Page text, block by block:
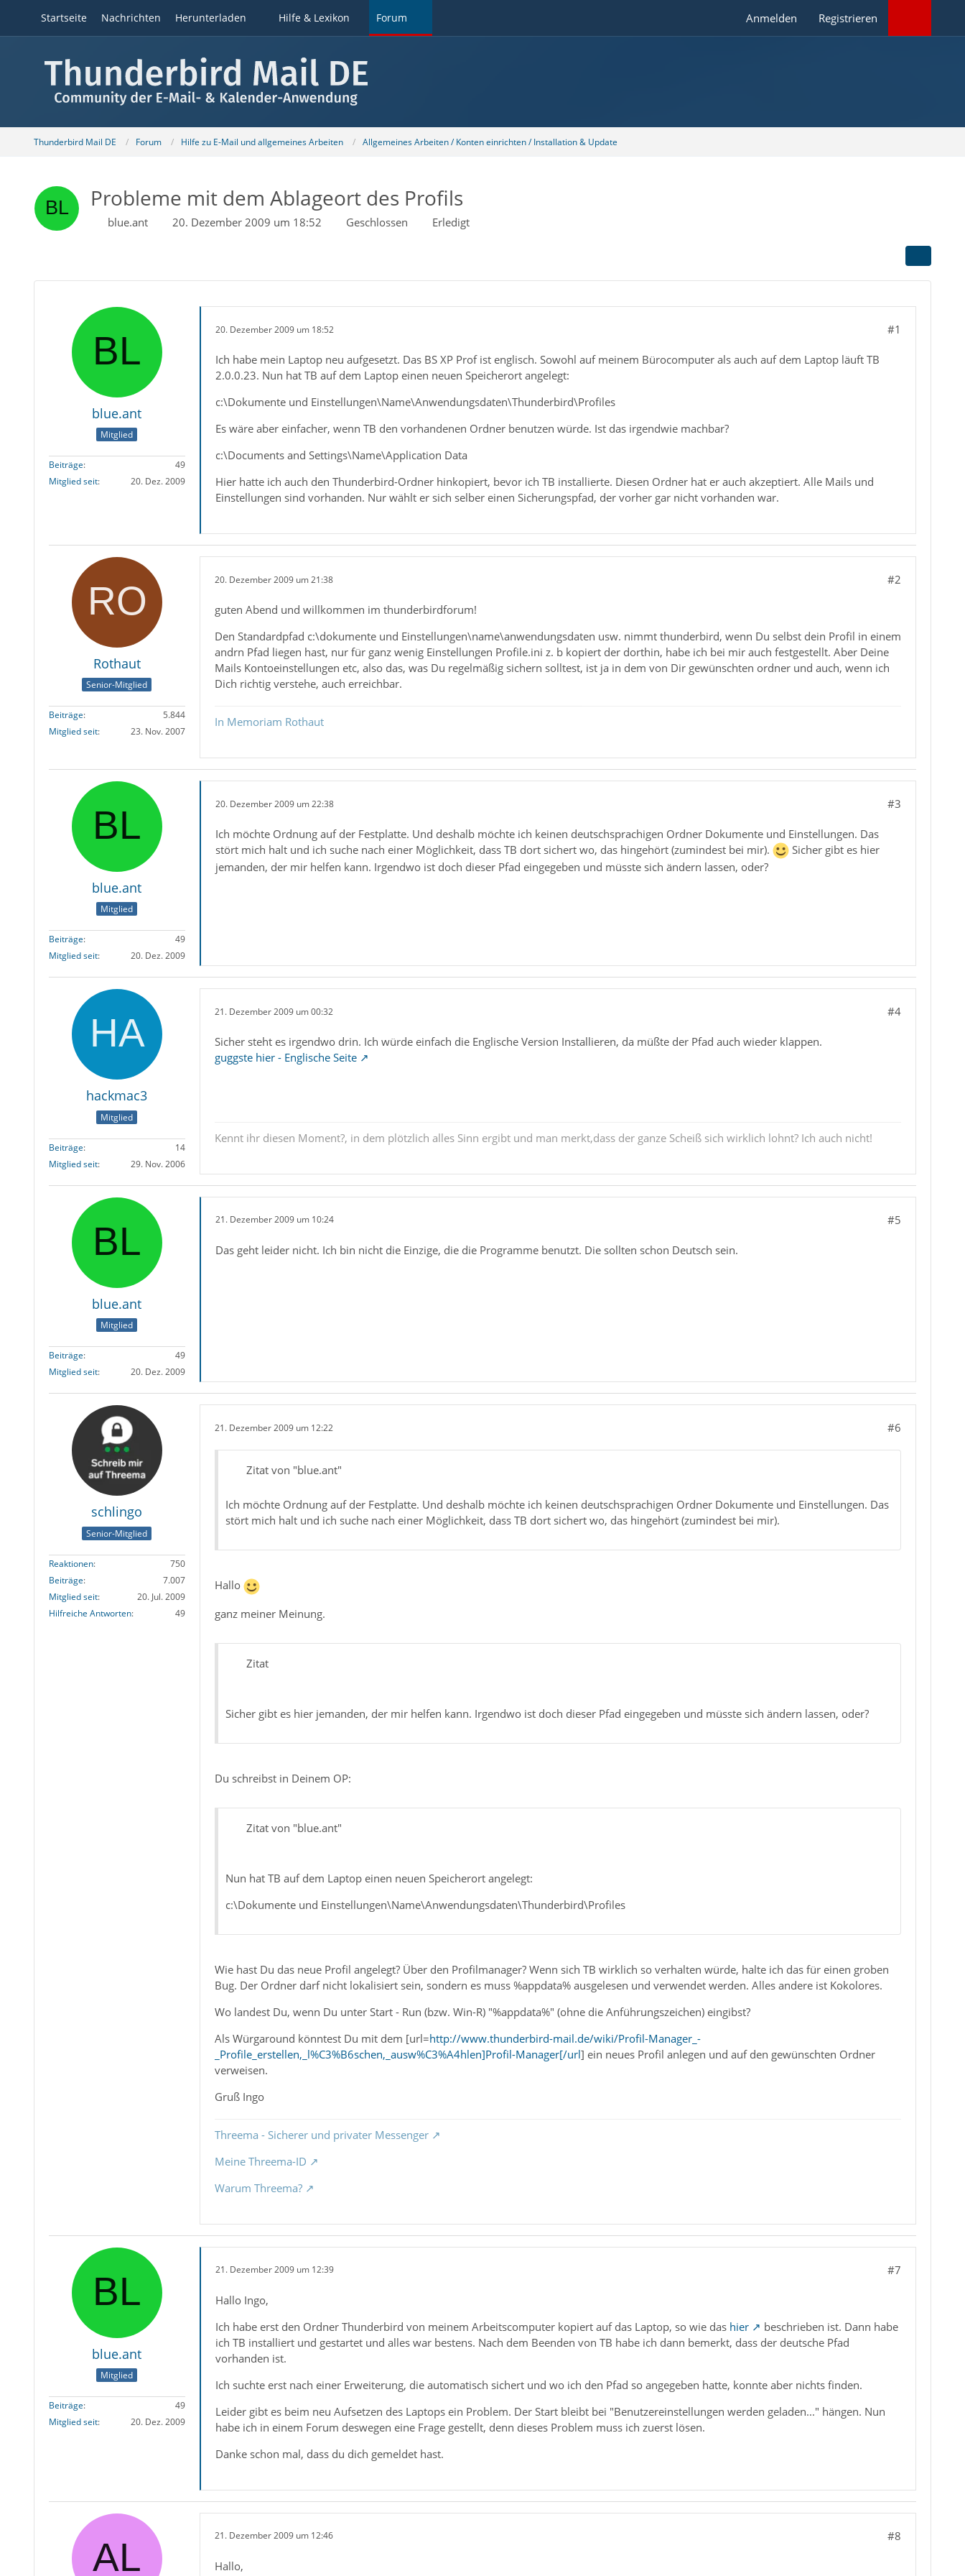
Startseite Nachrichten Herunterladen Hilfe & Lexikon Forum Anmelden Registrieren
Thunderbird Mail DE Forum Hilfe zu E-Mail und allgemeines Arbeiten Allgemeines Arbeiten / Konten einrichten / Installation & Update
Probleme mit dem Ablageort des Profils
blue.ant 20. Dezember 2009 um 18:52 Geschlossen Erledigt
blue.ant
Mitglied
Beiträge
49
Mitglied seit
20. Dez. 2009
20. Dezember 2009 um 18:52 #1
Ich habe mein Laptop neu aufgesetzt. Das BS XP Prof ist englisch. Sowohl auf meinem Bürocomputer als auch auf dem Laptop läuft TB
2.0.0.23. Nun hat TB auf dem Laptop einen neuen Speicherort angelegt:
c:\Dokumente und Einstellungen\Name\Anwendungsdaten\Thunderbird\Profiles
Es wäre aber einfacher, wenn TB den vorhandenen Ordner benutzen würde. Ist das irgendwie machbar?
c:\Documents and Settings\Name\Application Data
Hier hatte ich auch den Thunderbird-Ordner hinkopiert, bevor ich TB installierte. Diesen Ordner hat er auch akzeptiert. Alle Mails und
Einstellungen sind vorhanden. Nur wählt er sich selber einen Sicherungspfad, der vorher gar nicht vorhanden war.
Rothaut
Senior-Mitglied
Beiträge
5.844
Mitglied seit
23. Nov. 2007
20. Dezember 2009 um 21:38 #2
guten Abend und willkommen im thunderbirdforum!
Den Standardpfad c:\dokumente und Einstellungen\name\anwendungsdaten usw. nimmt thunderbird, wenn Du selbst dein Profil in einem
andrn Pfad liegen hast, nur für ganz wenig Einstellungen Profile.ini z. b kopiert der dorthin, habe ich bei mir auch festgestellt. Aber Deine
Mails Kontoeinstellungen etc, also das, was Du regelmäßig sichern solltest, ist ja in dem von Dir gewünschten ordner und auch, wenn ich
Dich richtig verstehe, auch erreichbar.
In Memoriam Rothaut
blue.ant
Mitglied
Beiträge
49
Mitglied seit
20. Dez. 2009
20. Dezember 2009 um 22:38 #3
Ich möchte Ordnung auf der Festplatte. Und deshalb möchte ich keinen deutschsprachigen Ordner Dokumente und Einstellungen. Das
stört mich halt und ich suche nach einer Möglichkeit, dass TB dort sichert wo, das hingehört (zumindest bei mir).
Sicher gibt es hier
jemanden, der mir helfen kann. Irgendwo ist doch dieser Pfad eingegeben und müsste sich ändern lassen, oder?
hackmac3
Mitglied
Beiträge
14
Mitglied seit
29. Nov. 2006
21. Dezember 2009 um 00:32 #4
Sicher steht es irgendwo drin. Ich würde einfach die Englische Version Installieren, da müßte der Pfad auch wieder klappen.
guggste hier - Englische Seite
Kennt ihr diesen Moment?, in dem plötzlich alles Sinn ergibt und man merkt,dass der ganze Scheiß sich wirklich lohnt? Ich auch nicht!
blue.ant
Mitglied
Beiträge
49
Mitglied seit
20. Dez. 2009
21. Dezember 2009 um 10:24 #5
Das geht leider nicht. Ich bin nicht die Einzige, die die Programme benutzt. Die sollten schon Deutsch sein.
schlingo
Senior-Mitglied
Reaktionen
750
Beiträge
7.007
Mitglied seit
20. Jul. 2009
Hilfreiche Antworten
49
21. Dezember 2009 um 12:22 #6
Zitat von "blue.ant"
Ich möchte Ordnung auf der Festplatte. Und deshalb möchte ich keinen deutschsprachigen Ordner Dokumente und Einstellungen. Das
stört mich halt und ich suche nach einer Möglichkeit, dass TB dort sichert wo, das hingehört (zumindest bei mir).
Hallo
ganz meiner Meinung.
Zitat
Sicher gibt es hier jemanden, der mir helfen kann. Irgendwo ist doch dieser Pfad eingegeben und müsste sich ändern lassen, oder?
Du schreibst in Deinem OP:
Zitat von "blue.ant"
Nun hat TB auf dem Laptop einen neuen Speicherort angelegt:
c:\Dokumente und Einstellungen\Name\Anwendungsdaten\Thunderbird\Profiles
Wie hast Du das neue Profil angelegt? Über den Profilmanager? Wenn sich TB wirklich so verhalten würde, halte ich das für einen groben
Bug. Der Ordner darf nicht lokalisiert sein, sondern es muss %appdata% ausgelesen und verwendet werden. Alles andere ist Kokolores.
Wo landest Du, wenn Du unter Start - Run (bzw. Win-R) "%appdata%" (ohne die Anführungszeichen) eingibst?
Als Würgaround könntest Du mit dem [url=http://www.thunderbird-mail.de/wiki/Profil-Manager_-
_Profile_erstellen,_l%C3%B6schen,_ausw%C3%A4hlen]Profil-Manager[/url] ein neues Profil anlegen und auf den gewünschten Ordner
verweisen.
Gruß Ingo
Threema - Sicherer und privater Messenger
Meine Threema-ID
Warum Threema?
blue.ant
Mitglied
Beiträge
49
Mitglied seit
20. Dez. 2009
21. Dezember 2009 um 12:39 #7
Hallo Ingo,
Ich habe erst den Ordner Thunderbird von meinem Arbeitscomputer kopiert auf das Laptop, so wie das hier
beschrieben ist. Dann habe
ich TB installiert und gestartet und alles war bestens. Nach dem Beenden von TB habe ich dann bemerkt, dass der deutsche Pfad
vorhanden ist.
Ich suchte erst nach einer Erweiterung, die automatisch sichert und wo ich den Pfad so angegeben hatte, konnte aber nichts finden.
Leider gibt es beim neu Aufsetzen des Laptops ein Problem. Der Start bleibt bei "Benutzereinstellungen werden geladen..." hängen. Nun
habe ich in einem Forum deswegen eine Frage gestellt, denn dieses Problem muss ich zuerst lösen.
Danke schon mal, dass du dich gemeldet hast.
21. Dezember 2009 um 12:46 #8
Hallo,